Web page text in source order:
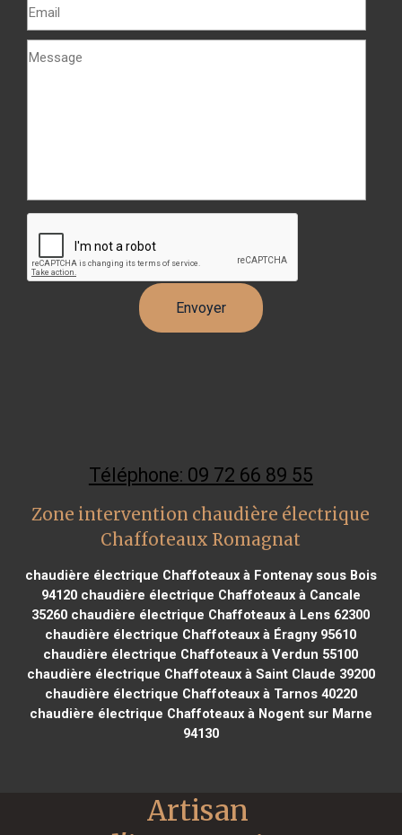
Téléphone: 09 72 66 89 55
Zone intervention chaudière électrique
Chaffoteaux Romagnat
chaudière électrique Chaffoteaux à Fontenay sous Bois
94120chaudière électrique Chaffoteaux à Cancale
35260 chaudière électrique Chaffoteaux à Lens 62300
chaudière électrique Chaffoteaux à Éragny 95610
chaudière électrique Chaffoteaux à Verdun 55100
chaudière électrique Chaffoteaux à Saint Claude 39200
chaudière électrique Chaffoteaux à Tarnos 40220
chaudière électrique Chaffoteaux à Nogent sur Marne
94130
Artisan